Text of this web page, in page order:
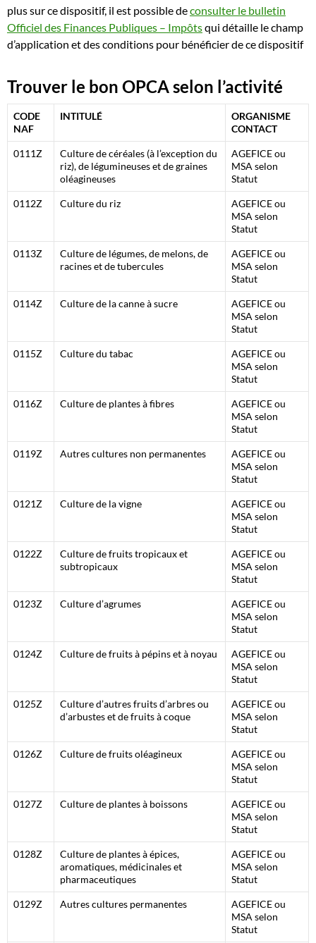
plus sur ce dispositif, il est possible deconsulter le bulletin
Officiel des Finances Publiques – Impôtsqui détaille le champ
d’application et des conditions pour bénéficier de ce dispositif
Trouver le bon OPCA selon l’activité
CODE
NAF
INTITULÉ
ORGANISME
CONTACT
0111Z
Culture de céréales (à l’exception du
riz), de légumineuses et de graines
oléagineuses
AGEFICE ou
MSA selon
Statut
0112Z Culture du riz
AGEFICE ou
MSA selon
Statut
0113Z
Culture de légumes, de melons, de
racines et de tubercules
AGEFICE ou
MSA selon
Statut
0114Z Culture de la canne à sucre
AGEFICE ou
MSA selon
Statut
0115Z Culture du tabac
AGEFICE ou
MSA selon
Statut
0116Z Culture de plantes à fibres
AGEFICE ou
MSA selon
Statut
0119Z Autres cultures non permanentes
AGEFICE ou
MSA selon
Statut
0121Z Culture de la vigne
AGEFICE ou
MSA selon
Statut
0122Z
Culture de fruits tropicaux et
subtropicaux
AGEFICE ou
MSA selon
Statut
0123Z Culture d’agrumes
AGEFICE ou
MSA selon
Statut
0124Z Culture de fruits à pépins et à noyau
AGEFICE ou
MSA selon
Statut
0125Z
Culture d’autres fruits d’arbres ou
d’arbustes et de fruits à coque
AGEFICE ou
MSA selon
Statut
0126Z Culture de fruits oléagineux
AGEFICE ou
MSA selon
Statut
0127Z Culture de plantes à boissons
AGEFICE ou
MSA selon
Statut
0128Z
Culture de plantes à épices,
aromatiques, médicinales et
pharmaceutiques
AGEFICE ou
MSA selon
Statut
0129Z Autres cultures permanentes
AGEFICE ou
MSA selon
Statut